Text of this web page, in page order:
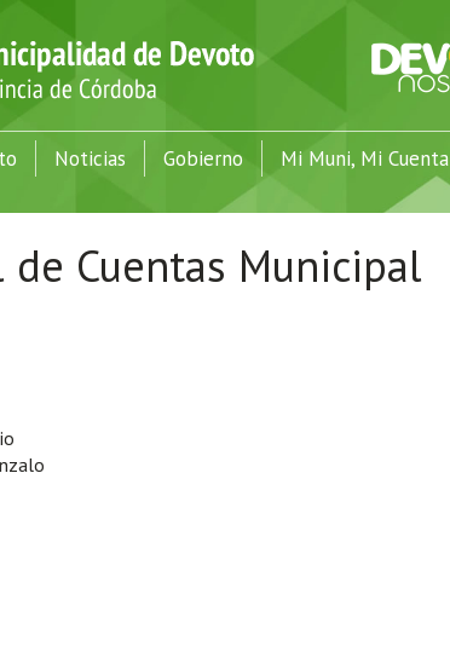
Noticias Gobierno Mi Muni, Mi Cuenta
de Cuentas Municipal